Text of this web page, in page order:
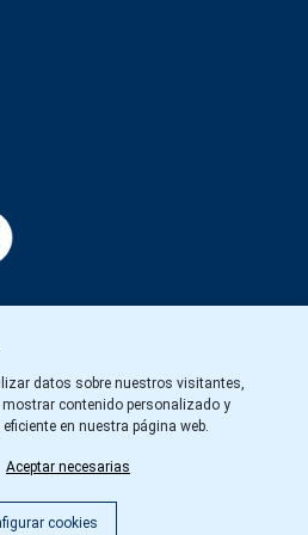
datos sobre nuestros visitantes,
contenido personalizado y
en nuestra página web.
Aceptar necesarias
cookies